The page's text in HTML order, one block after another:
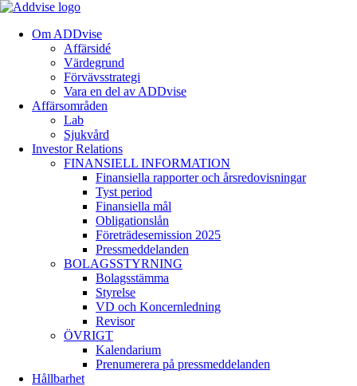
Om ADDvise
Affärsidé
Värdegrund
Förvävsstrategi
Vara en del av ADDvise
Affärsområden
Lab
Sjukvård
Investor Relations
FINANSIELL INFORMATION
Finansiella rapporter och årsredovisningar
Tyst period
Finansiella mål
Obligationslån
Företrädesemission 2025
Pressmeddelanden
BOLAGSSTYRNING
Bolagsstämma
Styrelse
VD och Koncernledning
Revisor
ÖVRIGT
Kalendarium
Prenumerera på pressmeddelanden
Hållbarhet